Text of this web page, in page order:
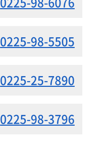
0225-98-5505
0225-25-7890
0225-98-3796